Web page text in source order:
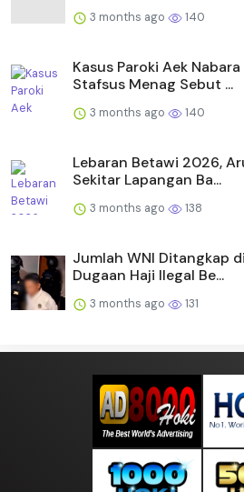
3 months ago 140
Kasus Paroki Aek
Stafsus Menag Sebut ...
3 months ago 140
Lebaran Betawi 2026,
Sekitar Lapangan Ba...
3 months ago 138
Jumlah WNI Ditangkap
Dugaan Haji Ilegal Be...
3 months ago 131